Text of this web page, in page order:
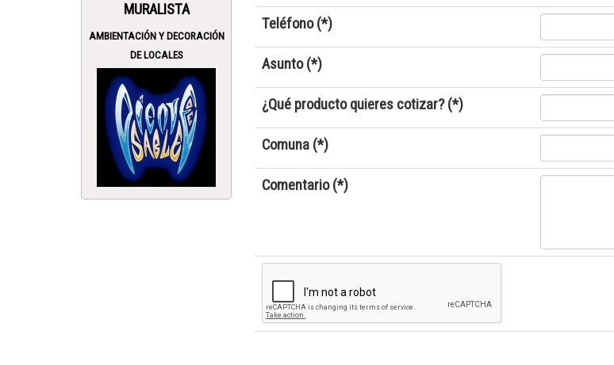
MURALISTA
AMBIENTACIÓN Y DECORACIÓN
DE LOCALES
Teléfono (*)
Asunto (*)
¿Qué producto quieres cotizar? (*)
Comuna (*)
Comentario (*)